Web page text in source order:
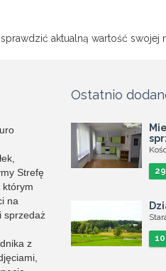
sprawdzić aktualną wartość
Strefę
którym
na
sprzedaż
z
Ostatnio